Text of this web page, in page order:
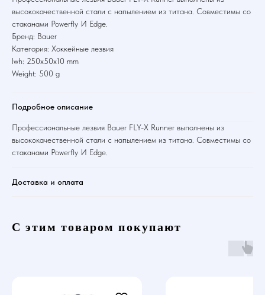
высококачественной стали с напылением из титана. Совместимы со
стаканами Powerfly И Edge.
Бренд: Bauer
Категория: Хоккейные лезвия
lwh: 250x50x10 mm
Weight: 500 g
Подробное описание
Профессиональные лезвия Bauer FLY-X Runner выполнены из
высококачественной стали с напылением из титана. Совместимы со
стаканами Powerfly И Edge.
Доставка и оплата
С этим товаром покупают